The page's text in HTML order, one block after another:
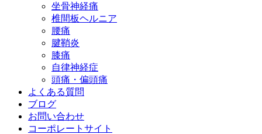
坐骨神経痛
椎間板ヘルニア
腰痛
腱鞘炎
膝痛
自律神経症
頭痛・偏頭痛
よくある質問
ブログ
お問い合わせ
コーポレートサイト